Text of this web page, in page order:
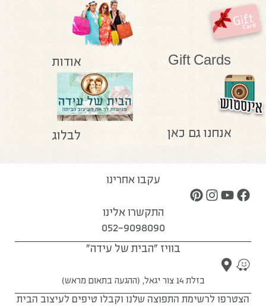
Gift Cards אודות
אנחנו גם כאן לבלוג
עקבו אחרינו
התקשרו אלינו
052-9098090
בוויז "הבית של עידה"
בזלת 14 צור יגאל, (ההגעה בתאום מראש)
הצטרפו לרשימת התפוצה שלנו וקבלו טיפים לעיצוב הבית